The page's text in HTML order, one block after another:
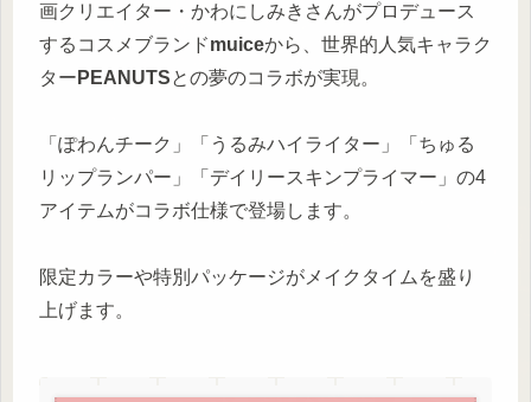
画クリエイター・かわにしみきさんがプロデュース
するコスメブランドmuiceから、世界的人気キャラク
ター PEANUTSとの夢のコラボが実現。
「ぽわんチーク」「うるみハイライター」「ちゅる
リップランパー」「デイリースキンプライマー」の4
アイテムがコラボ仕様で登場します。
限定カラーや特別パッケージがメイクタイムを盛り
上げます。